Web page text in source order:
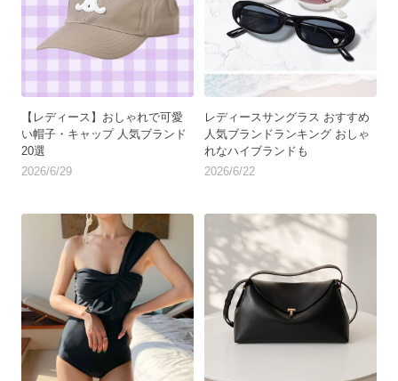
【レディース】おしゃれで可愛
い帽子・キャップ 人気ブランド
20選
2026/6/29
レディースサングラス おすすめ
人気ブランドランキング おしゃ
れなハイブランドも
2026/6/22